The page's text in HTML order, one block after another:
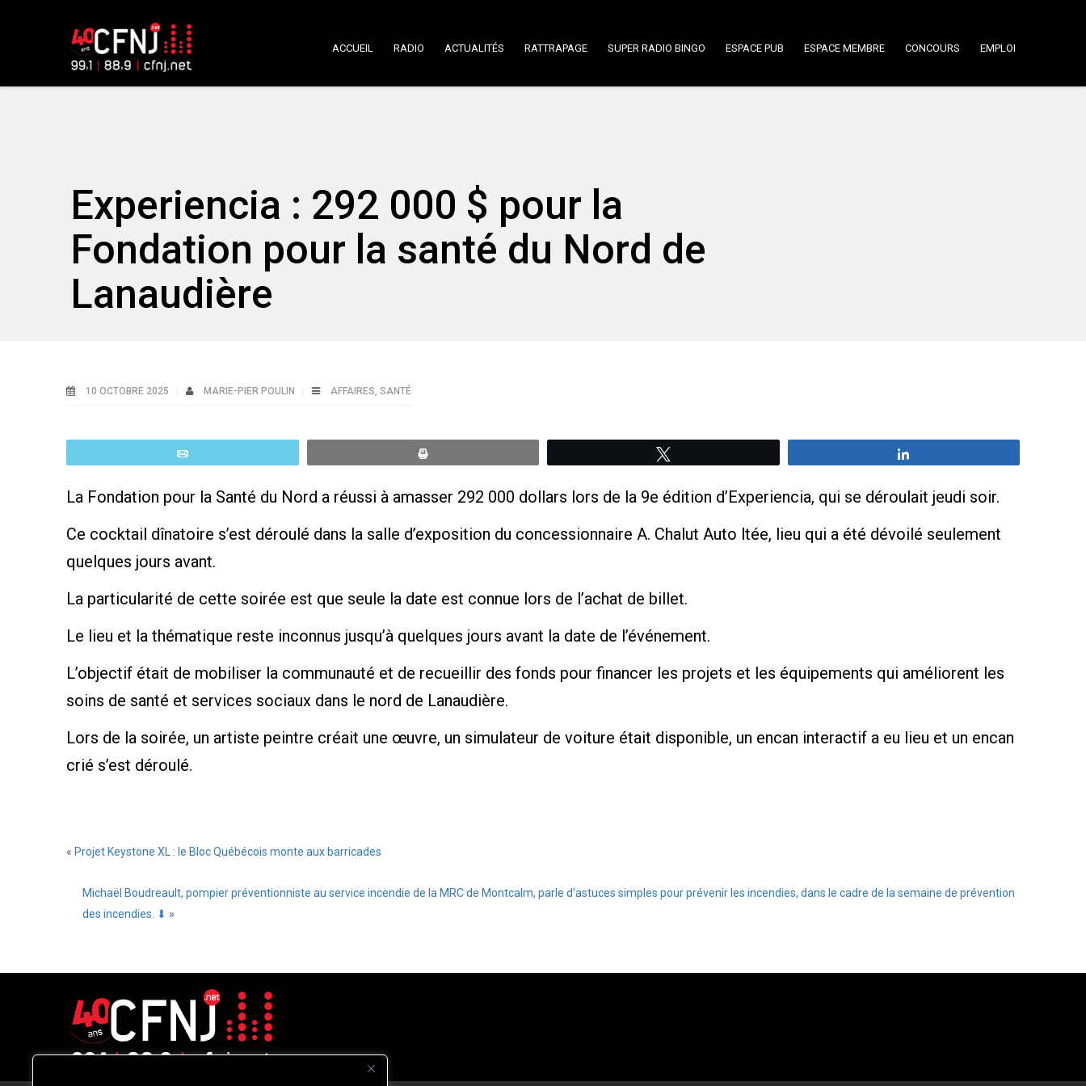
ACCUEIL RADIO ACTUALITÉS RATTRAPAGE SUPER RADIO BINGO ESPACE PUB ESPACE MEMBRE CONCOURS EMPLOI
Experiencia : 292 000 $ pour la
Fondation pour la santé du Nord de
Lanaudière
10 OCTOBRE 2025 MARIE-PIER POULIN AFFAIRES, SANTÉ
La Fondation pour la Santé du Nord a réussi à amasser 292 000 dollars lors de la 9e édition d’Experiencia, qui se déroulait jeudi soir.
Ce cocktail dînatoire s’est déroulé dans la salle d’exposition du concessionnaire A. Chalut Auto ltée, lieu qui a été dévoilé seulement
quelques jours avant.
La particularité de cette soirée est que seule la date est connue lors de l’achat de billet.
Le lieu et la thématique reste inconnus jusqu’à quelques jours avant la date de l’événement.
L’objectif était de mobiliser la communauté et de recueillir des fonds pour financer les projets et les équipements qui améliorent les
soins de santé et services sociaux dans le nord de Lanaudière.
Lors de la soirée, un artiste peintre créait une œuvre, un simulateur de voiture était disponible, un encan interactif a eu lieu et un encan
crié s’est déroulé.
« Projet Keystone XL : le Bloc Québécois monte aux barricades
Michaël Boudreault, pompier préventionniste au service incendie de la MRC de Montcalm, parle d’astuces simples pour prévenir les incendies, dans le cadre de la semaine de prévention
des incendies. ⬇ »